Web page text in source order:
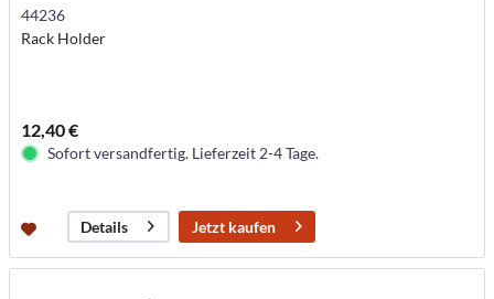
44236
Rack Holder
12,40 €
Sofort versandfertig. Lieferzeit 2-4 Tage.
Details Jetzt kaufen